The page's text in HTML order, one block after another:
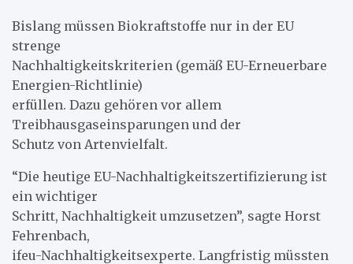
Bislang müssen Biokraftstoffe nur in der EU
strenge
Nachhaltigkeitskriterien (gemäß EU-Erneuerbare
Energien-Richtlinie)
erfüllen. Dazu gehören vor allem
Treibhausgaseinsparungen und der
Schutz von Artenvielfalt.
“Die heutige EU-Nachhaltigkeitszertifizierung ist
ein wichtiger
Schritt, Nachhaltigkeit umzusetzen”, sagte Horst
Fehrenbach,
ifeu-Nachhaltigkeitsexperte. Langfristig müssten